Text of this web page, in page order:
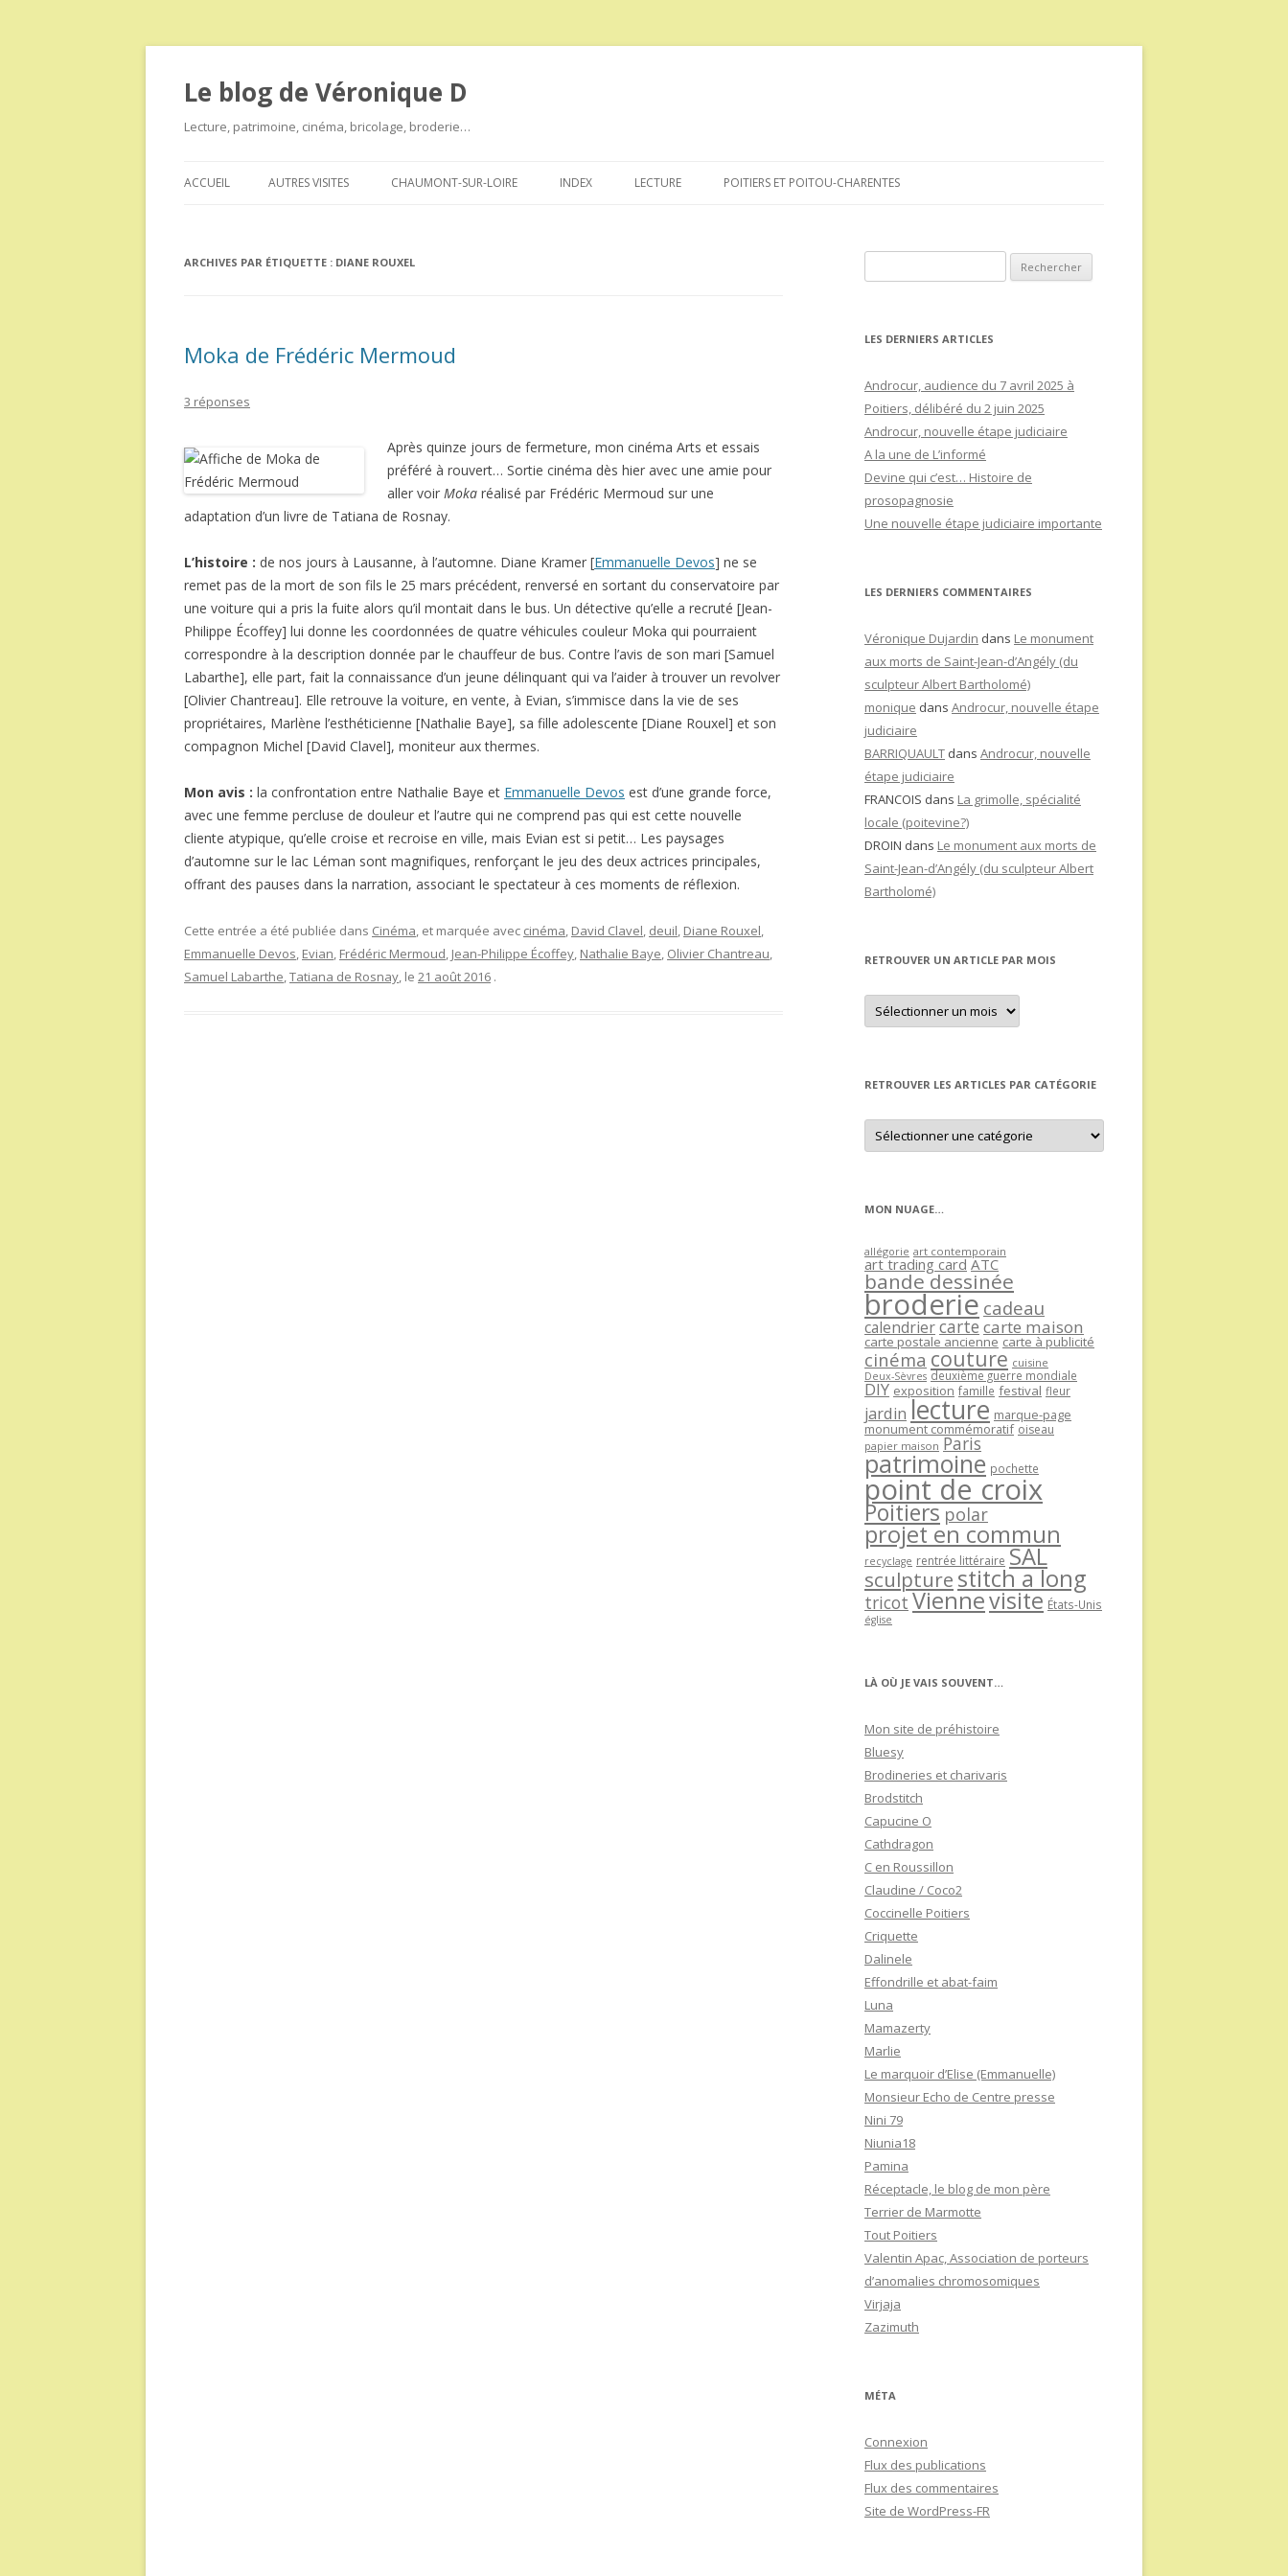
Le blog de Véronique D
Lecture, patrimoine, cinéma, bricolage, broderie…
au
ACCUEIL AUTRES VISITES CHAUMONT-SUR-LOIRE INDEX LECTURE POITIERS ET POITOU-CHARENTES
ARCHIVES PAR ÉTIQUETTE : DIANE ROUXEL
Moka de Frédéric Mermoud
3 réponses
Après quinze jours de fermeture, mon cinéma Arts et essais
préféré à rouvert… Sortie cinéma dès hier avec une amie pour
aller voir Moka réalisé par Frédéric Mermoud sur une
adaptation d’un livre de Tatiana de Rosnay.
L’histoire : de nos jours à Lausanne, à l’automne. Diane Kramer [Emmanuelle Devos] ne se
remet pas de la mort de son fils le 25 mars précédent, renversé en sortant du conservatoire par
une voiture qui a pris la fuite alors qu’il montait dans le bus. Un détective qu’elle a recruté [Jean-
Philippe Écoffey] lui donne les coordonnées de quatre véhicules couleur Moka qui pourraient
correspondre à la description donnée par le chauffeur de bus. Contre l’avis de son mari [Samuel
Labarthe], elle part, fait la connaissance d’un jeune délinquant qui va l’aider à trouver un revolver
[Olivier Chantreau]. Elle retrouve la voiture, en vente, à Evian, s’immisce dans la vie de ses
propriétaires, Marlène l’esthéticienne [Nathalie Baye], sa fille adolescente [Diane Rouxel] et son
compagnon Michel [David Clavel], moniteur aux thermes.
Mon avis : la confrontation entre Nathalie Baye et Emmanuelle Devos est d’une grande force,
avec une femme percluse de douleur et l’autre qui ne comprend pas qui est cette nouvelle
cliente atypique, qu’elle croise et recroise en ville, mais Evian est si petit… Les paysages
d’automne sur le lac Léman sont magnifiques, renforçant le jeu des deux actrices principales,
offrant des pauses dans la narration, associant le spectateur à ces moments de réflexion.
Cette entrée a été publiée dans Cinéma, et marquée avec cinéma, David Clavel, deuil, Diane Rouxel,
Emmanuelle Devos, Evian, Frédéric Mermoud, Jean-Philippe Écoffey, Nathalie Baye, Olivier Chantreau,
Samuel Labarthe,Tatiana de Rosnay, le 21 août 2016 .
LES DERNIERS ARTICLES
Androcur, audience du 7 avril 2025 à
Poitiers, délibéré du 2 juin 2025
Androcur, nouvelle étape judiciaire
A la une de L’informé
Devine qui c’est… Histoire de
prosopagnosie
Une nouvelle étape judiciaire importante
LES DERNIERS COMMENTAIRES
Véronique Dujardin dans Le monument
aux morts de Saint-Jean-d’Angély (du
sculpteur Albert Bartholomé)
monique dans Androcur, nouvelle étape
judiciaire
BARRIQUAULT dans Androcur, nouvelle
étape judiciaire
FRANCOIS dans La grimolle, spécialité
locale (poitevine?)
DROIN dans Le monument aux morts de
Saint-Jean-d’Angély (du sculpteur Albert
Bartholomé)
RETROUVER UN ARTICLE PAR MOIS
Retrouver
un
article
RETROUVER LES ARTICLES PAR CATÉGORIE
Retrouver
les
articles
MON NUAGE…
allégorie art contemporain
art trading card ATC
bande dessinée
broderie cadeau
calendriercartecarte maison
carte postale ancienne carte à publicité
cinéma couture cuisine
Deux-Sèvres deuxième guerre mondiale
DIY exposition famille festival fleur
jardin lecture marque-page
monument commémoratif oiseau
papier maison Paris
patrimoine pochette
point de croix
Poitiers polar
projet en commun
recyclage rentrée littéraire SAL
sculpture stitch a long
tricot Viennevisite États-Unis
église
LÀ OÙ JE VAIS SOUVENT…
Mon site de préhistoire
Bluesy
Brodineries et charivaris
Brodstitch
Capucine O
Cathdragon
C en Roussillon
Claudine / Coco2
Coccinelle Poitiers
Criquette
Dalinele
Effondrille et abat-faim
Luna
Mamazerty
Marlie
Le marquoir d’Elise (Emmanuelle)
Monsieur Echo de Centre presse
Nini 79
Niunia18
Pamina
Réceptacle, le blog de mon père
Terrier de Marmotte
Tout Poitiers
Valentin Apac, Association de porteurs
d’anomalies chromosomiques
Virjaja
Zazimuth
MÉTA
Connexion
Flux des publications
Flux des commentaires
Site de WordPress-FR